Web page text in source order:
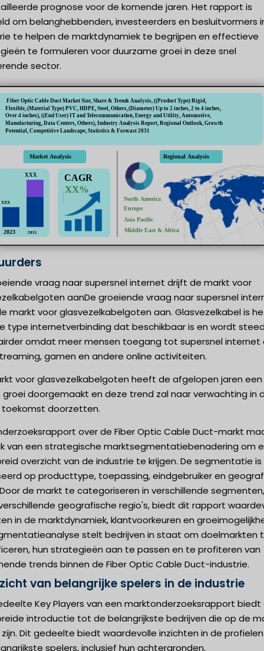
prognose voor de komende jaren. Het rapport is
om belanghebbenden, investeerders en besluitvormers
te helpen de marktdynamiek te begrijpen en effectieve
te formuleren voor duurzame groei in deze snel
sector.
vraag naar supersnel internet drijft de markt voor
aanDe groeiende vraag naar supersnel
markt voor glasvezelkabelgoten aan. Glasvezelkabel is
type internetverbinding dat beschikbaar is en wordt
omdat meer mensen toegang tot supersnel internet
gamen en andere online activiteiten.
voor glasvezelkabelgoten heeft de afgelopen jaren een
groei doorgemaakt en deze trend zal naar verwachting in
toekomst doorzetten.
over de Fiber Optic Cable Duct-markt
van een strategische marktsegmentatiebenadering om
overzicht van de industrie te krijgen. De segmentatie is
op producttype, toepassing, eindgebruiker en
de markt te categoriseren in verschillende segmenten,
geografische regio's, biedt dit rapport
in de marktdynamiek, klantvoorkeuren en
stelt bedrijven in staat om doelmarkten
hun strategieën aan te passen en te profiteren van
trends binnen de Fiber Optic Cable Duct-industrie.
van belangrijke spelers in de industrie
Key Players van een marktonderzoeksrapport biedt
introductie tot de belangrijkste bedrijven die op de
Dit gedeelte biedt waardevolle inzichten in de
spelers, inclusief hun achtergronden,